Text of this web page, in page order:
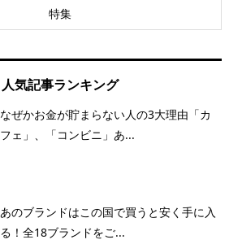
特集
人気記事ランキング
なぜかお金が貯まらない人の3大理由「カ
フェ」、「コンビニ」あ...
あのブランドはこの国で買うと安く手に入
る！全18ブランドをご...